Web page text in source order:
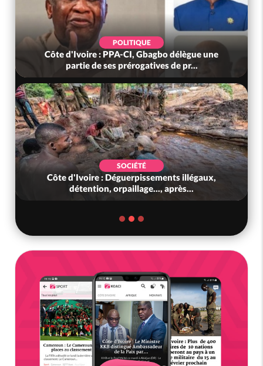
POLITIQUE
Côte d'Ivoire : PPA-CI, Gbagbo délègue une
partie de ses prérogatives de pr...
SOCIÉTÉ
Côte d'Ivoire : Déguerpissements illégaux,
détention, orpaillage..., après...